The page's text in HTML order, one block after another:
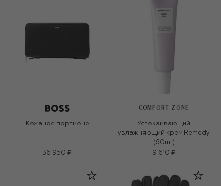
Кожаное портмоне
36 950 ₽
COMFORT ZONE
Успокаивающий
увлажняющий крем Remedy
(60ml)
9 610 ₽